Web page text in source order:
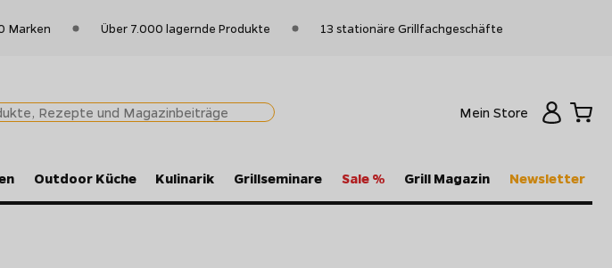
Marken Über 7.000 lagernde Produkte 13 stationäre Grillfachgeschäfte
Mein Store
Outdoor Küche Kulinarik Grillseminare Sale % Grill Magazin Newsletter